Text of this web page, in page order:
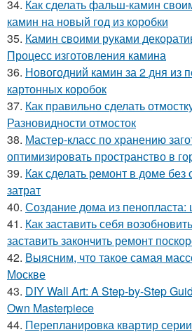
34. Как сделать фальш-камин
камин на новый год из коробки
35. Камин своими руками
Процесс изготовления камина
36. Новогодний камин за 2 дня из
картонных коробок
37. Как правильно сделать
Разновидности отмосток
38. Мастер-класс по хранению
оптимизировать пространство в
39. Как сделать ремонт в доме
затрат
40. Создание дома из пенопласта:
41. Как заставить себя
заставить закончить ремонт
42. Выясним, что такое самая
Москве
43. DIY Wall Art: A Step-by-Step
Own Masterpiece
44. Перепланировка квартир